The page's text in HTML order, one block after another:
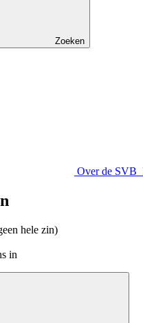
Zoeken
Over de SVB
hele zin)
in